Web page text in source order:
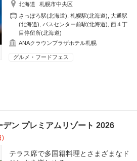
北海道
札幌市中央区
さっぽろ駅(北海道),札幌駅(北海道),大通駅
(北海道),バスセンター前駅(北海道),西４丁
目停留所(北海道)
ANAクラウンプラザホテル札幌
グルメ・フードフェス
ン プレミアムリゾート 2026
)
テラス席で多国籍料理とさまざまなド